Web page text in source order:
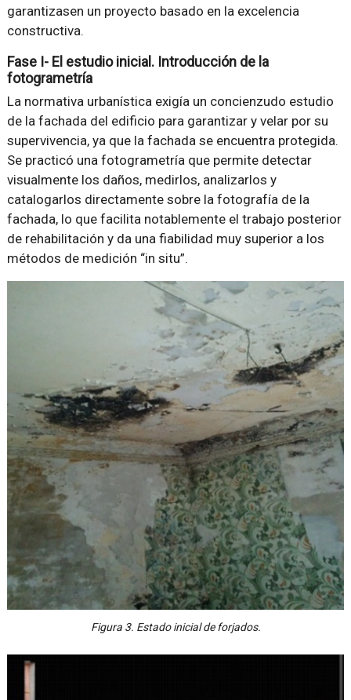
garantizasen un proyecto basado en la excelencia
constructiva.
Fase I- El estudio inicial. Introducción de la
fotogrametría
La normativa urbanística exigía un concienzudo estudio
de la fachada del edificio para garantizar y velar por su
supervivencia, ya que la fachada se encuentra protegida.
Se practicó una fotogrametría que permite detectar
visualmente los daños, medirlos, analizarlos y
catalogarlos directamente sobre la fotografía de la
fachada, lo que facilita notablemente el trabajo posterior
de rehabilitación y da una fiabilidad muy superior a los
métodos de medición “in situ”.
Figura 3. Estado inicial de forjados.